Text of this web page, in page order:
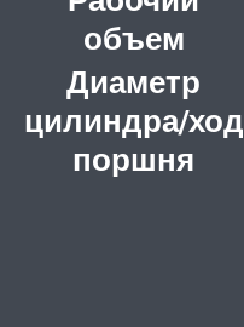
объем
Диаметр
цилиндра/ход
поршня